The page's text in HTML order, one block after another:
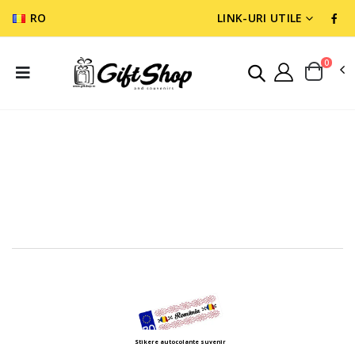
RO LINK-URI UTILE
0
Indicatoare
Stikere autocolante suvenir